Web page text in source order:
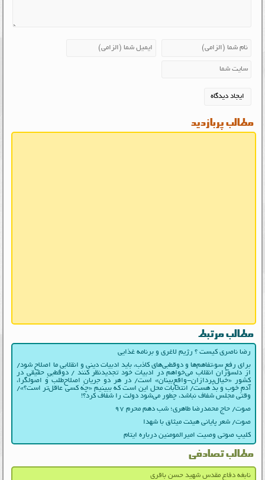
مطالب پربازدید
مطالب مرتبط
رضا ناصری کیست ؟ رژیم لاغری و برنامه غذایی
برای رفع سوءتفاهم‌ها و دوقطبی‌های کاذب، باید ادبیات دینی و انقلابیِ ما اصلاح شود/
از دلسوزان انقلاب می‌خواهم در ادبیات‌ خود تجدیدنظر کنند / دوقطبیِ حقیقی در
کشور «خیال‌پردازان-واقع‌بینان» است/ در هر دو جریانِ اصلاح‌طلب و اصولگرا،
آدمِ خوب و بد هست/ انتخابات محل این است که ببینیم «چه کسی عاقل‌تر است؟»/
وقتی مجلس شفاف نباشد، چطور می‌شود دولت را شفاف کرد؟!
صوت/ حاج محمدرضا طاهری؛ شب دهم محرم ۹۷
صوت/ شعر پایانی هیئت میثاق با شهدا
کلیپ صوتی وصیت امیرالمومنین درباره ایتام
مطالب تصادفی
نابغه دفاع مقدس شهید حسن باقری